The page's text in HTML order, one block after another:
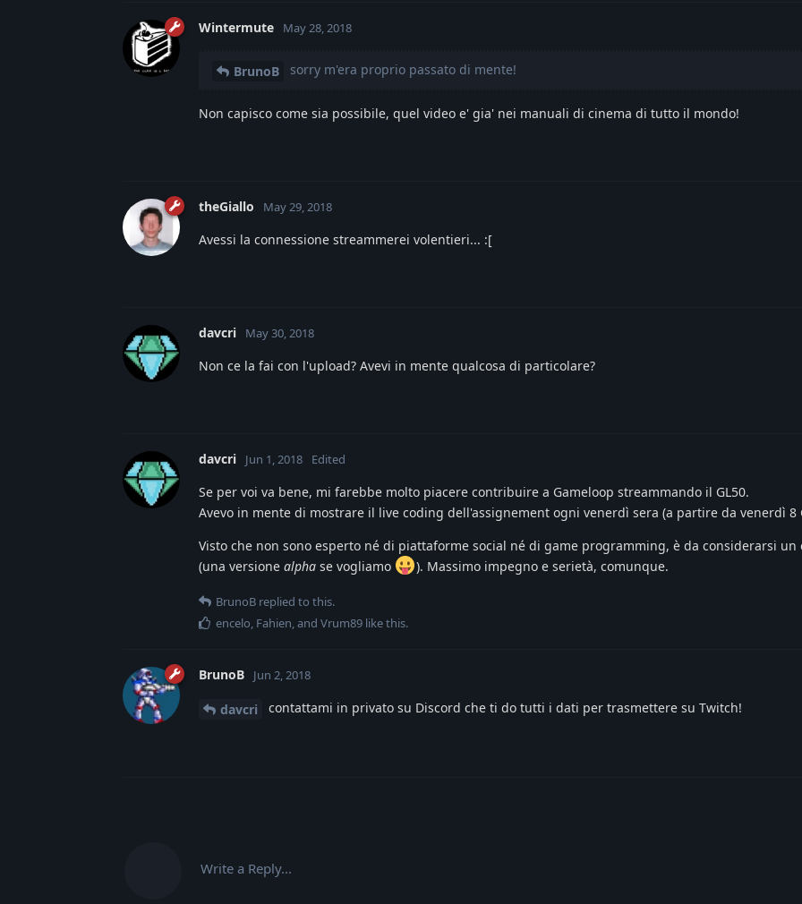
Wintermute May 28, 2018
BrunoB sorry m'era proprio passato di mente!
Non capisco come sia possibile, quel video e' gia' nei manuali di cinema di tutto il mondo!
theGiallo May 29, 2018
Avessi la connessione streammerei volentieri... :[
davcri May 30, 2018
Non ce la fai con l'upload? Avevi in mente qualcosa di particolare?
davcri Jun 1, 2018 Edited
Se per voi va bene, mi farebbe molto piacere contribuire a Gameloop streammando il GL50.
Avevo in mente di mostrare il live coding dell'assignement ogni venerdì sera (a partire da venerdì 8
Visto che non sono esperto né di piattaforme social né di game programming, è da considerarsi un
(una versione alpha se vogliamo ). Massimo impegno e serietà, comunque.
BrunoB replied to this.
encelo, Fahien, and Vrum89 like this.
BrunoB Jun 2, 2018
davcri contattami in privato su Discord che ti do tutti i dati per trasmettere su Twitch!
Write a Reply...